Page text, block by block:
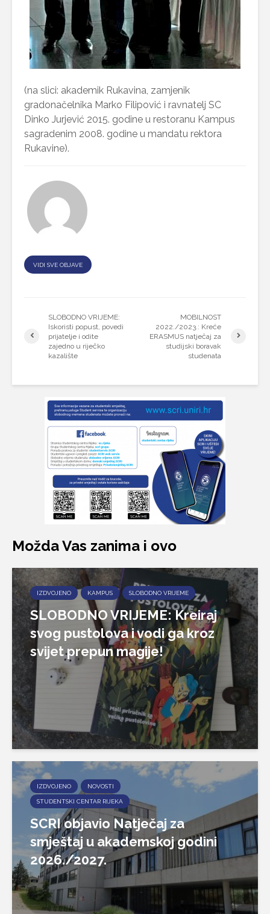
(na slici: akademik Rukavina, zamjenik
gradonačelnika Marko Filipović i ravnatelj SC
Dinko Jurjević 2015. godine u restoranu Kampus
sagradenim 2008. godine u mandatu rektora
Rukavine).
VIDI SVE OBJAVE
SLOBODNO VRIJEME:
Iskoristi popust, povedi
prijatelje i odite
zajedno u riječko
kazalište
MOBILNOST
2022./2023.: Kreće
ERASMUS natječaj za
studijski boravak
studenata
Možda Vas zanima i ovo
IZDVOJENO KAMPUS SLOBODNO VRIJEME
SLOBODNO VRIJEME: Kreiraj
svog pustolova i vodi ga kroz
svijet prepun magije!
IZDVOJENO NOVOSTI
STUDENTSKI CENTAR RIJEKA
SCRI objavio Natječaj za
smještaj u akademskoj godini
2026./2027.